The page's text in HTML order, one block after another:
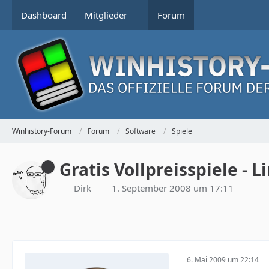
Dashboard Mitglieder Forum
Winhistory-Forum Forum Software Spiele
Gratis Vollpreisspiele -
Dirk 1. September 2008 um 17:11
6. Mai 2009 um 22:14